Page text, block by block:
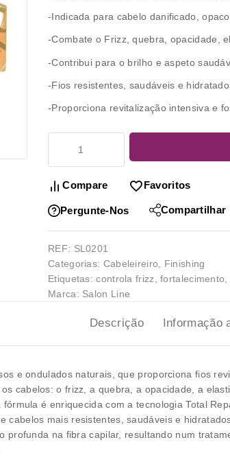
-Indicada para cabelo danificado,
-Combate o Frizz, quebra, opacidade,
-Contribui para o brilho e aspeto
-Fios resistentes, saudáveis e
-Proporciona revitalização intensiva e
Compare Favoritos
Pergunte-Nos Compartilhar
REF: SL0201
Categorias: Cabeleireiro
Finishing
Etiquetas:controla frizz ,fortalecimento
Marca: Salon Line
Descrição Informação
e ondulados naturais, que proporciona fios
cabelos: o frizz, a quebra, a opacidade, a
é enriquecida com a tecnologia Total
cabelos mais resistentes, saudáveis e
profunda na fibra capilar, resultando num